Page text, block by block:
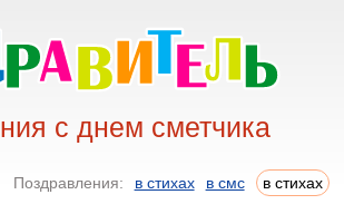
с днем сметчика
Поздравления: в стихах в смс в стихах